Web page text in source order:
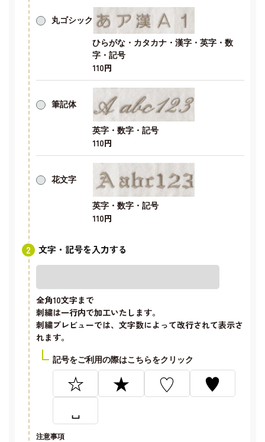
丸ゴシック
ひらがな・カタカナ・漢字・英字・数
字・記号
110円
筆記体
英字・数字・記号
110円
花文字
英字・数字・記号
110円
文字・記号を入力する
全角10文字まで
刺繍は一行内で加工いたします。
刺繍プレビューでは、文字数によって改行されて表示さ
れます。
記号をご利用の際はこちらをクリック
☆ ★ ♡
♥
␣
注意事項